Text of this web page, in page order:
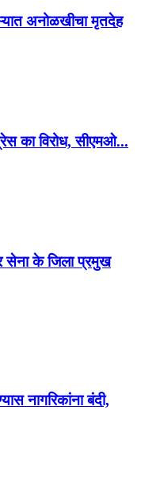
अनोळखीचा मृतदेह
का विरोध, सीएमओ...
सेना के जिला प्रमुख
नागरिकांना बंदी,